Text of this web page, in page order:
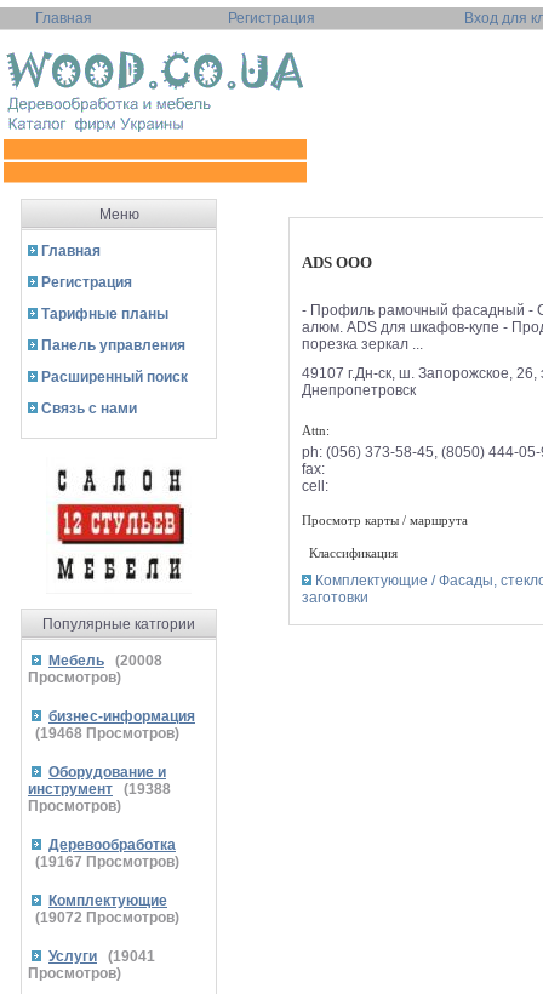
Главная Регистрация Вход для
Меню
Главная
Регистрация
Тарифные планы
Панель управления
Расширенный поиск
Связь с нами
Популярные катгории
Мебель (20008
Просмотров)
бизнес-информация
(19468 Просмотров)
Оборудование и
инструмент
(19388
Просмотров)
Деревообработка
(19167 Просмотров)
Комплектующие
(19072 Просмотров)
Услуги (19041
Просмотров)
ADS ООО
- Профиль рамочный фасадный -
алюм. ADS для шкафов-купе -
порезка зеркал ...
49107 г.Дн-ск, ш. Запорожское, 26,
Днепропетровск
Attn:
ph: (056) 373-58-45, (8050) 444-
fax:
cell:
Просмотр карты / маршрута
Классификация
Комплектующие / Фасады,
заготовки